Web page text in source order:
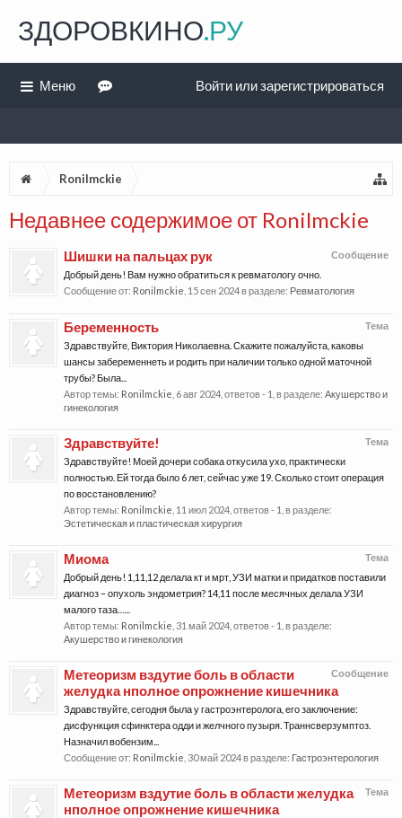
Ronilmckie
Недавнее содержимое от Ronilmckie
Сообщение
Шишки на пальцах рук
Добрый день! Вам нужно обратиться к ревматологу очно.
Сообщение от: Ronilmckie 15 сен 2024в разделе: Ревматология
Тема
Беременность
Здравствуйте, Виктория Николаевна. Скажите пожалуйста, каковы
шансы забеременнеть и родить при наличии только одной маточной
трубы? Была...
Автор темы: Ronilmckie 6 авг 2024 , ответов - 1, в разделе: Акушерство и
гинекология
Тема
Здравствуйте!
Здравствуйте! Моей дочери собака откусила ухо, практически
полностью. Ей тогда было 6 лет, сейчас уже 19. Сколько стоит операция
по восстановлению?
Автор темы: Ronilmckie 11 июл 2024 , ответов - 1, в разделе:
Эстетическая и пластическая хирургия
Тема
Миома
Добрый день! 1,11,12 делала кт и мрт, УЗИ матки и придатков поставили
диагноз – опухоль эндометрия? 14,11 после месячных делала УЗИ
малого таза…...
Автор темы: Ronilmckie 31 май 2024 , ответов - 1, в разделе:
Акушерство и гинекология
Сообщение
Метеоризм вздутие боль в области
желудка нполное опрожнение кишечника
Здравствуйте, сегодня была у гастроэнтеролога, его заключение:
дисфункция сфинктера одди и желчного пузыря. Траннсверзумптоз.
Назначил вобензим...
Сообщение от: Ronilmckie 30 май 2024в разделе: Гастроэнтерология
Тема
Метеоризм вздутие боль в области желудка
нполное опрожнение кишечника
ЗДОРОВКИНО.РУ
Меню Войти или зарегистрироваться